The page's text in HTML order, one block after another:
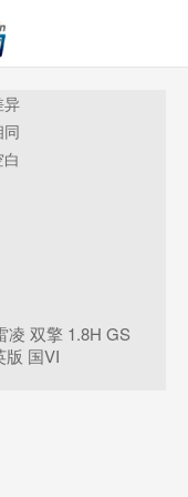
异
凌 双擎 1.8H GS
版 国VI